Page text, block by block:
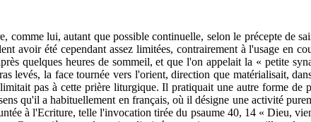
lui, autant que possible continuelle, selon le précepte de
avoir été cependant assez limitées, contrairement à l'usage en
quelques heures de sommeil, et que l'on appelait la « petite
levés, la face tournée vers l'orient, direction que matérialisait,
pas à cette prière liturgique. Il pratiquait une autre forme
qu'il a habituellement en français, où il désigne une activité
à l'Ecriture, telle l'invocation tirée du psaume 40, 14 « Dieu,